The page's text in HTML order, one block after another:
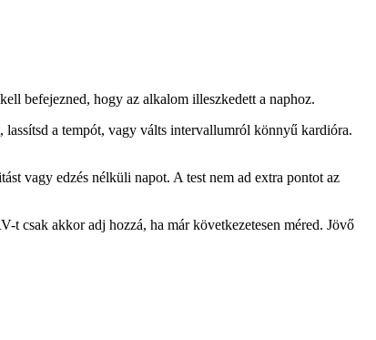
befejezned, hogy az alkalom illeszkedett a naphoz.
lassítsd a tempót, vagy válts intervallumról könnyű kardióra.
vagy edzés nélküli napot. A test nem ad extra pontot az
t csak akkor adj hozzá, ha már következetesen méred. Jövő